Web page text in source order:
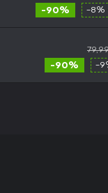
-90% -8%
-90% -